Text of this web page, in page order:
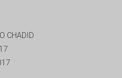
CHADID